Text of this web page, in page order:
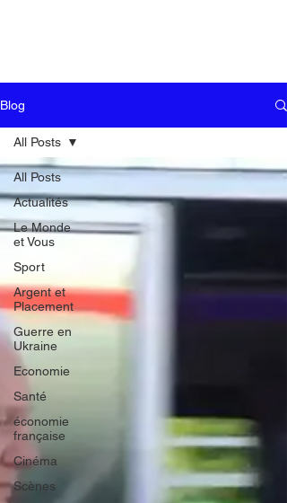
Blog
All Posts
Actualités
Le Monde
et Vous
Sport
Argent et
Placement
Guerre en
Ukraine
Economie
Santé
économie
française
Cinéma
Scènes
All Posts